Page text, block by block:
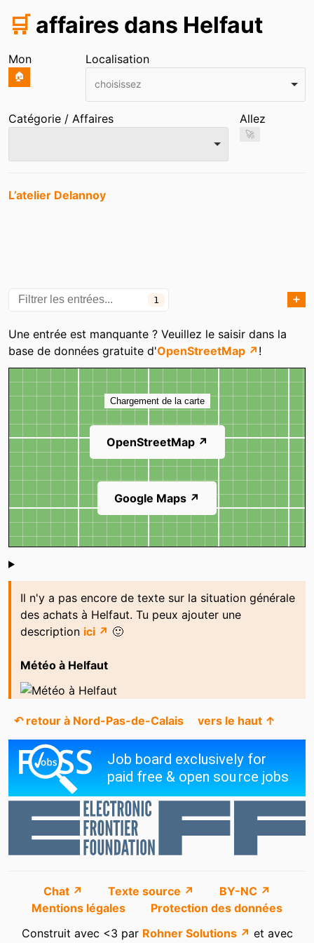
🛒 affaires dans Helfaut
Mon
🏠
Localisation
choisissez
Catégorie / Affaires Allez
🚀
Entrées
L’atelier Delannoy
1 ➕
Catégories
Une entrée est manquante ? Veuillez le saisir dans la
base de données gratuite d'OpenStreetMap ↗ !
Carte
Chargement de la carte
OpenStreetMap ↗
Google Maps ↗
Shoutbox
Il n'y a pas encore de texte sur la situation générale
des achats à Helfaut. Tu peux ajouter une
description ici ↗ 🙂
Météo à Helfaut
↶ retour à Nord-Pas-de-Calais vers le haut ↑
Chat ↗ Texte source ↗
BY-NC ↗
Mentions légales
Protection des données
Construit avec <3 par Rohner Solutions ↗ et avec